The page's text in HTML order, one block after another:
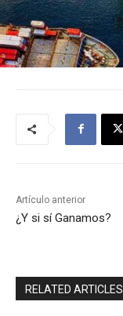
Artículo anterior
¿Y si sí Ganamos?
RELATED ARTICLES